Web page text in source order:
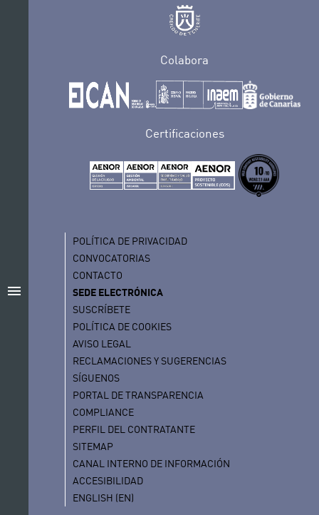
menu
Colabora
Certificaciones
POLÍTICA DE PRIVACIDAD
CONVOCATORIAS
CONTACTO
SEDE ELECTRÓNICA
SUSCRÍBETE
POLÍTICA DE COOKIES
AVISO LEGAL
RECLAMACIONES Y SUGERENCIAS
SÍGUENOS
PORTAL DE TRANSPARENCIA
COMPLIANCE
PERFIL DEL CONTRATANTE
SITEMAP
CANAL INTERNO DE INFORMACIÓN
ACCESIBILIDAD
ENGLISH (EN)